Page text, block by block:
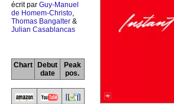
écrit par Guy-Manuel
de Homem-Christo,
Thomas Bangalter &
Julian Casablancas
Chart
Debut
date
Peak
pos.